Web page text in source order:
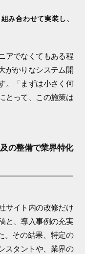
み合わせて実装し、
アでなくてもある程
がかりなシステム開
。「まずは小さく何
とって、この施策は
の整備で業界特化
サイト内の改修だけ
と、導入事例の充実
。その結果、特定の
スタントや、業界の